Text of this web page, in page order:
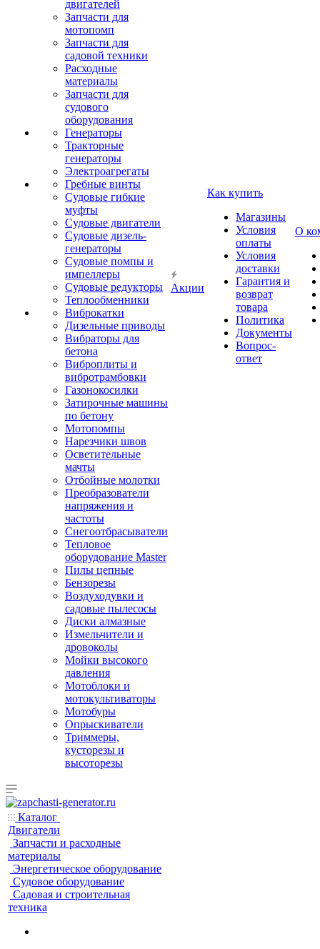
двигателей
Запчасти для
мотопомп
Запчасти для
садовой техники
Расходные
материалы
Запчасти для
судового
оборудования
Генераторы
Тракторные
генераторы
Электроагрегаты
Гребные винты
Судовые гибкие
муфты
Судовые двигатели
Судовые дизель-
генераторы
Судовые помпы и
импеллеры
Судовые редукторы
Теплообменники
Виброкатки
Дизельные приводы
Вибраторы для
бетона
Виброплиты и
вибротрамбовки
Газонокосилки
Затирочные машины
по бетону
Мотопомпы
Нарезчики швов
Осветительные
мачты
Отбойные молотки
Преобразователи
напряжения и
частоты
Снегоотбрасыватели
Тепловое
оборудование Master
Пилы цепные
Бензорезы
Воздуходувки и
садовые пылесосы
Диски алмазные
Измельчители и
дровоколы
Мойки высокого
давления
Мотоблоки и
мотокультиваторы
Мотобуры
Опрыскиватели
Триммеры,
кусторезы и
высоторезы
Акции
Как купить
Магазины
Условия
оплаты
Условия
доставки
Гарантия и
возврат
товара
Политика
Документы
Вопрос-
ответ
О
Каталог
Двигатели
Запчасти и расходные
материалы
Энергетическое оборудование
Судовое оборудование
Садовая и строительная
техника